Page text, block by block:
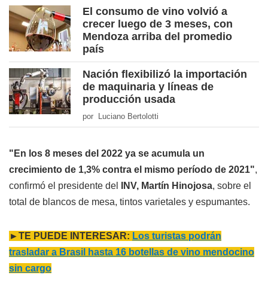
El consumo de vino volvió a
crecer luego de 3 meses, con
Mendoza arriba del promedio
país
Nación flexibilizó la importación
de maquinaria y líneas de
producción usada
por Luciano Bertolotti
"En los 8 meses del 2022 ya se acumula un
crecimiento de 1,3% contra el mismo período de 2021",
confirmó el presidente del
INV, Martín Hinojosa, sobre el
total de blancos de mesa, tintos varietales y espumantes.
►TE PUEDE INTERESAR: Los turistas podrán
trasladar a Brasil hasta 16 botellas de vino mendocino
sin cargo